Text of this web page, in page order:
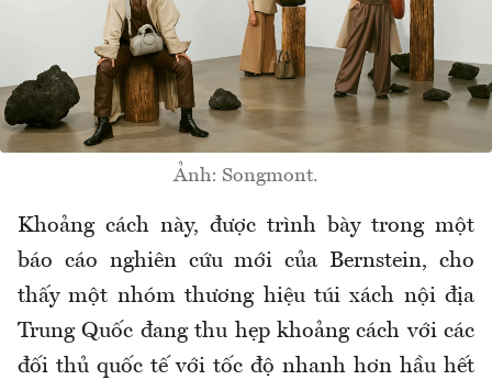
Ảnh: Songmont.
Khoảng cách này, được trình bày trong một
báo cáo nghiên cứu mới của Bernstein, cho
thấy một nhóm thương hiệu túi xách nội địa
Trung Quốc đang thu hẹp khoảng cách với các
đối thủ quốc tế với tốc độ nhanh hơn hầu hết